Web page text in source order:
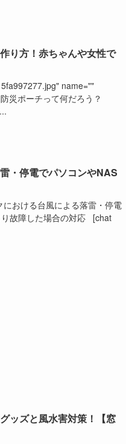
り方！赤ちゃんや女性で
name=""
災ポーチって何だろう？
・停電でパソコンやNAS
おける台風による落雷・停電
故障した場合の対応 [chat
ッズと風水害対策！【窓